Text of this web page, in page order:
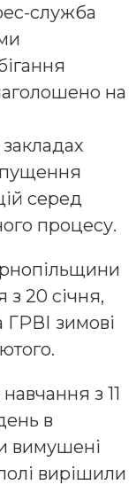
служба
на
серед
процесу.
з 20 січня,
ГРВІ зимові
з 11
в
вимушені
вирішили